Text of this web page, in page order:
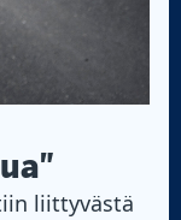
liittyvästä